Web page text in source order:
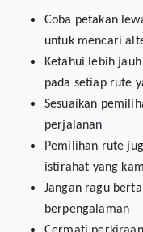
Coba petakan
untuk mencari
Ketahui lebih
pada setiap rute
Sesuaikan
perjalanan
Pemilihan rute
istirahat yang
Jangan ragu
berpengalaman